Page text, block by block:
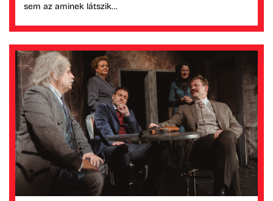
sem az aminek látszik…